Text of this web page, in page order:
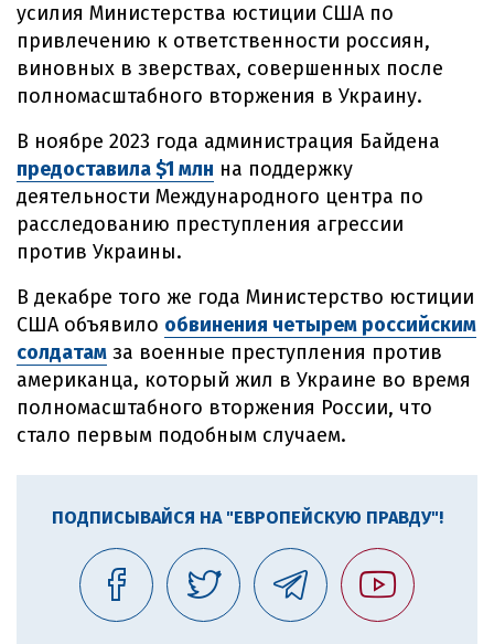
усилия Министерства юстиции США по
привлечению к ответственности россиян,
виновных в зверствах, совершенных после
полномасштабного вторжения в Украину.
В ноябре 2023 года администрация Байдена
предоставила $1 млн на поддержку
деятельности Международного центра по
расследованию преступления агрессии
против Украины.
В декабре того же года Министерство юстиции
США объявило обвинения четырем российским
солдатам за военные преступления против
американца, который жил в Украине во время
полномасштабного вторжения России, что
стало первым подобным случаем.
ПОДПИСЫВАЙСЯ НА "ЕВРОПЕЙСКУЮ ПРАВДУ"!